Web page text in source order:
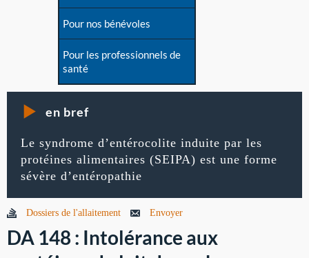
Pour nos bénévoles
Pour les professionnels de
santé
en bref
Le syndrome d’entérocolite induite par les
protéines alimentaires (SEIPA) est une forme
sévère d’entéropathie
Dossiers de l'allaitement Envoyer
DA 148 : Intolérance aux